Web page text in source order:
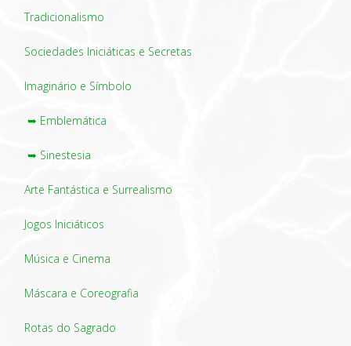
Tradicionalismo
Sociedades Iniciáticas e Secretas
Imaginário e Símbolo
➥ Emblemática
➥ Sinestesia
Arte Fantástica e Surrealismo
Jogos Iniciáticos
Música e Cinema
Máscara e Coreografia
Rotas do Sagrado